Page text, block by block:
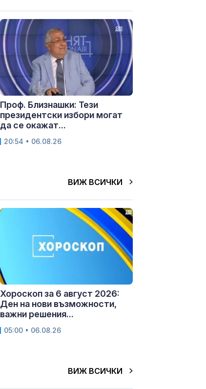
Проф. Близнашки: Тези
президентски избори могат
да се окажат...
20:54 • 06.08.26
ВИЖ ВСИЧКИ
Хороскоп за 6 август 2026:
Ден на нови възможности,
важни решения...
05:00 • 06.08.26
ВИЖ ВСИЧКИ